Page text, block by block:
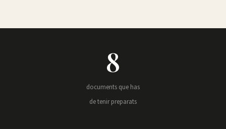
8
documents que has
de tenir preparats